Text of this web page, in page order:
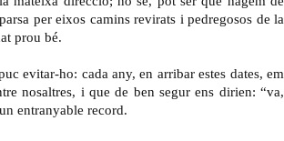
per eixos camins revirats i pedregosos de la
prou bé.
evitar-ho: cada any, en arribar estes dates, em
nosaltres, i que de ben segur ens dirien: “va,
entranyable record.